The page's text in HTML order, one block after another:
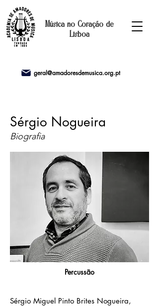
Música no Coração de
Lisboa
geral@amadoresdemusica.org.pt
Sérgio Nogueira
Biografia
Percussão
Sérgio Miguel Pinto Brites Nogueira,